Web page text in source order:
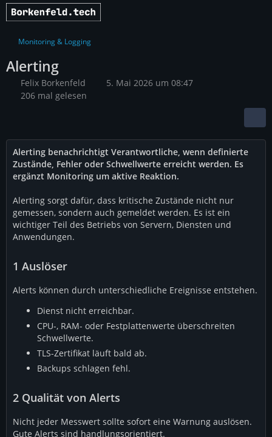
Monitoring & Logging
Alerting
Felix Borkenfeld
5. Mai 2026 um 08:47
206 mal gelesen
Alerting benachrichtigt Verantwortliche, wenn definierte
Zustände, Fehler oder Schwellwerte erreicht werden. Es
ergänzt Monitoring um aktive Reaktion.
Alerting sorgt dafür, dass kritische Zustände nicht nur
gemessen, sondern auch gemeldet werden. Es ist ein
wichtiger Teil des Betriebs von Servern, Diensten und
Anwendungen.
1 Auslöser
Alerts können durch unterschiedliche Ereignisse entstehen.
Dienst nicht erreichbar.
CPU-, RAM- oder Festplattenwerte überschreiten
Schwellwerte.
TLS-Zertifikat läuft bald ab.
Backups schlagen fehl.
2 Qualität von Alerts
Nicht jeder Messwert sollte sofort eine Warnung auslösen.
Gute Alerts sind handlungsorientiert.